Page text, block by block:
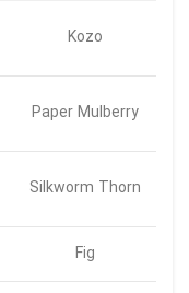
Kozo
Paper Mulberry
Silkworm Thorn
Fig